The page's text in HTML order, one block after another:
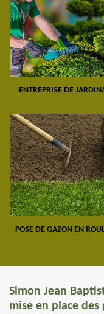
ENTREPRISE DE
POSE DE GAZON EN
Simon Jean
mise en place